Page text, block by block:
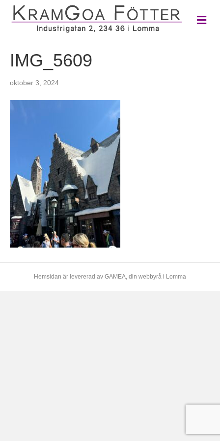
M
e
IMG_5609
oktober 3, 2024
Hemsidan är levererad av GAMEA, din webbyrå i Lomma